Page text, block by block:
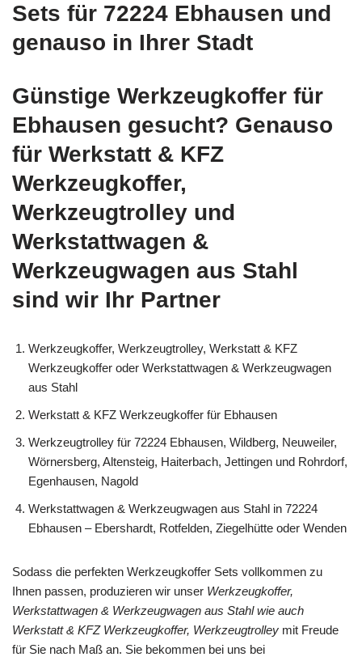
Sets für 72224 Ebhausen und
genauso in Ihrer Stadt
Günstige Werkzeugkoffer für
Ebhausen gesucht? Genauso
für Werkstatt & KFZ
Werkzeugkoffer,
Werkzeugtrolley und
Werkstattwagen &
Werkzeugwagen aus Stahl
sind wir Ihr Partner
Werkzeugkoffer, Werkzeugtrolley, Werkstatt & KFZ
Werkzeugkoffer oder Werkstattwagen & Werkzeugwagen
aus Stahl
Werkstatt & KFZ Werkzeugkoffer für Ebhausen
Werkzeugtrolley für 72224 Ebhausen, Wildberg, Neuweiler,
Wörnersberg, Altensteig, Haiterbach, Jettingen und Rohrdorf,
Egenhausen, Nagold
Werkstattwagen & Werkzeugwagen aus Stahl in 72224
Ebhausen – Ebershardt, Rotfelden, Ziegelhütte oder Wenden
Sodass die perfekten Werkzeugkoffer Sets vollkommen zu
Ihnen passen, produzieren wir unser Werkzeugkoffer,
Werkstattwagen & Werkzeugwagen aus Stahl wie auch
Werkstatt & KFZ Werkzeugkoffer, Werkzeugtrolley mit Freude
für Sie nach Maß an. Sie bekommen bei uns bei